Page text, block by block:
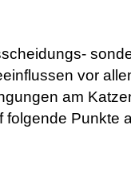
vor
am
folgende Punkte